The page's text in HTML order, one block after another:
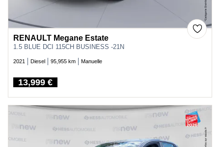
RENAULT Megane Estate
1.5 BLUE DCI 115CH BUSINESS -21N
2021 Diesel 95,955 km Manuelle
Price
13,999 €